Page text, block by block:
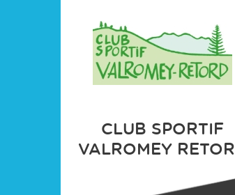
CLUB SPORTIF
VALROMEY